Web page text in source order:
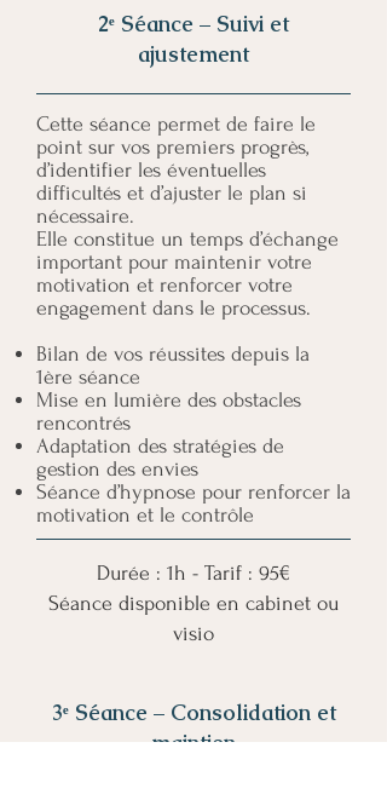
2ᵉ Séance – Suivi et
ajustement
Cette séance permet de faire le
point sur vos premiers progrès,
d’identifier les éventuelles
difficultés et d’ajuster le plan si
nécessaire.
Elle constitue un temps d’échange
important pour maintenir votre
motivation et renforcer votre
engagement dans le processus.
Bilan de vos réussites depuis la
1ère séance
Mise en lumière des obstacles
rencontrés
Adaptation des stratégies de
gestion des envies
Séance d’hypnose pour renforcer la
motivation et le contrôle
Durée : 1h - Tarif : 95€
Séance disponible en cabinet ou
visio
3ᵉ Séance – Consolidation et
maintien